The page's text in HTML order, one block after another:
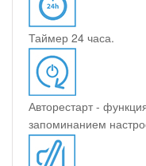
Таймер 24 часа.
Авторестарт -
запоминанием